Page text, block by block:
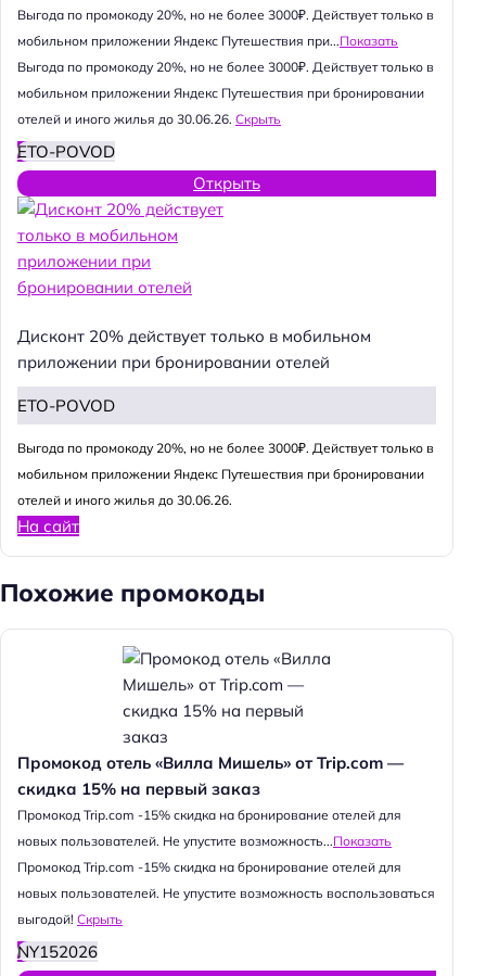
Выгода по промокоду 20%, но не более 3000₽. Действует только в
мобильном приложении Яндекс Путешествия при...Показать
Выгода по промокоду 20%, но не более 3000₽. Действует только в
мобильном приложении Яндекс Путешествия при бронировании
отелей и иного жилья до 30.06.26. Скрыть
ETO-POVOD
Открыть
Дисконт 20% действует только в мобильном
приложении при бронировании отелей
ETO-POVOD
Выгода по промокоду 20%, но не более 3000₽. Действует только в
мобильном приложении Яндекс Путешествия при бронировании
отелей и иного жилья до 30.06.26.
На сайт
Похожие промокоды
Промокод отель «Вилла Мишель» от Trip.com —
скидка 15% на первый заказ
Промокод Trip.com -15% скидка на бронирование отелей для
новых пользователей. Не упустите возможность...Показать
Промокод Trip.com -15% скидка на бронирование отелей для
новых пользователей. Не упустите возможность воспользоваться
выгодой! Скрыть
NY152026